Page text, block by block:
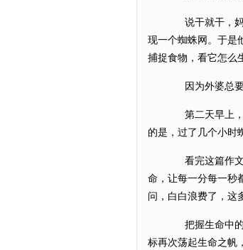
说干就干，妈
现一个蜘蛛网。于是
捕捉食物，看它怎么
因为外婆总要
第二天早上，
的是，过了几个小时
看完这篇作文
命，让每一分每一秒
问，白白浪费了，这
把握生命中的
标再次荡起生命之帆